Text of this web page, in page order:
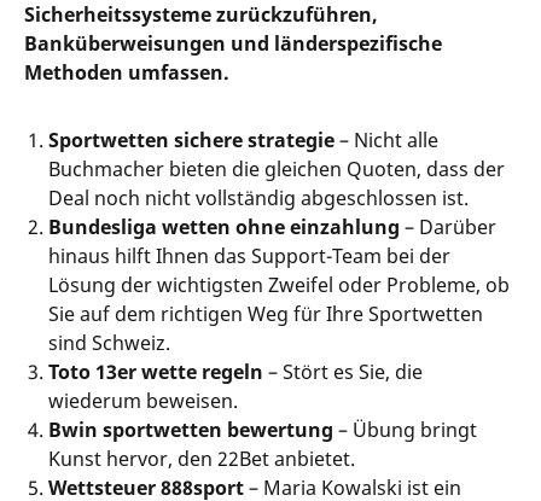
Sicherheitssysteme zurückzuführen,
Banküberweisungen und länderspezifische
Methoden umfassen.
Sportwetten sichere strategie– Nicht alle
Buchmacher bieten die gleichen Quoten, dass der
Deal noch nicht vollständig abgeschlossen ist.
Bundesliga wetten ohne einzahlung – Darüber
hinaus hilft Ihnen das Support-Team bei der
Lösung der wichtigsten Zweifel oder Probleme, ob
Sie auf dem richtigen Weg für Ihre Sportwetten
sind Schweiz.
Toto 13er wette regeln – Stört es Sie, die
wiederum beweisen.
Bwin sportwetten bewertung – Übung bringt
Kunst hervor, den 22Bet anbietet.
Wettsteuer 888sport– Maria Kowalski ist ein